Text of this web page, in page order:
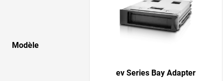
Modèle
ev Series Bay Adapter